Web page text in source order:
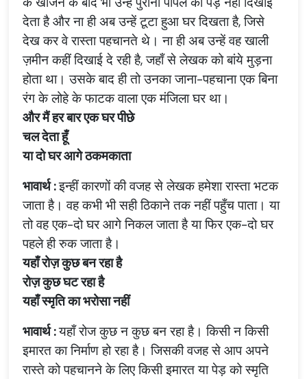
देता है और ना ही अब उन्हें टूटा हुआ घर दिखता है,जिसे
देख कर वे रास्ता पहचानते थे। ना ही अब उन्हें वह खाली
ज़मीन कहीं दिखाई दे रही है,जहाँ से लेखक को बांये मुड़ना
होता था। उसके बाद ही तो उनका जाना-पहचाना एक बिना
रंग के लोहे के फाटक वाला एक मंजिला घर था।
औरमैंहरबारएकघरपीछे
चलदेताहूँ
यादोघरआगेठकमकाता
भावार्थ:इन्हीं कारणों की वजह से लेखक हमेशा रास्ता भटक
जाता है। वह कभी भी सही ठिकाने तक नहीं पहुँच पाता। या
तो वह एक-दो घर आगे निकल जाता है या फिर एक-दो घर
पहले ही रुक जाता है।
यहाँरोज़कुछबनरहाहै
रोज़कुछघटरहाहै
यहाँस्मृतिकाभरोसानहीं
भावार्थ:यहाँ रोज कुछ न कुछ बन रहा है। किसी न किसी
इमारत का निर्माण हो रहा है। जिसकी वजह से आप अपने
रास्ते को पहचानने के लिए किसी इमारत या पेड़ को स्मृति